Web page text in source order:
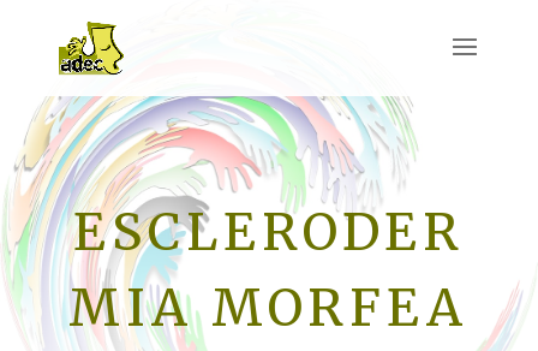
ESCLERODER
MIA MORFEA